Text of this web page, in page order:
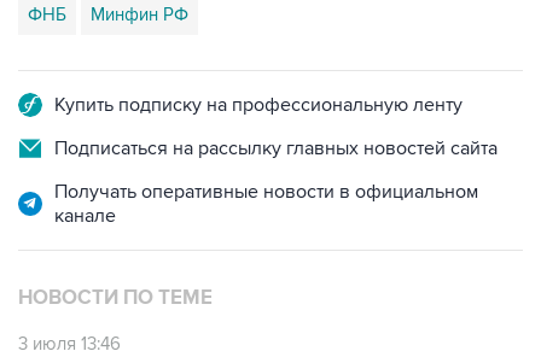
ФНБ Минфин РФ
Купить подписку на профессиональную ленту
Подписаться на рассылку главных новостей сайта
Получать оперативные новости в официальном
канале
НОВОСТИ ПО ТЕМЕ
3 июля 13:46